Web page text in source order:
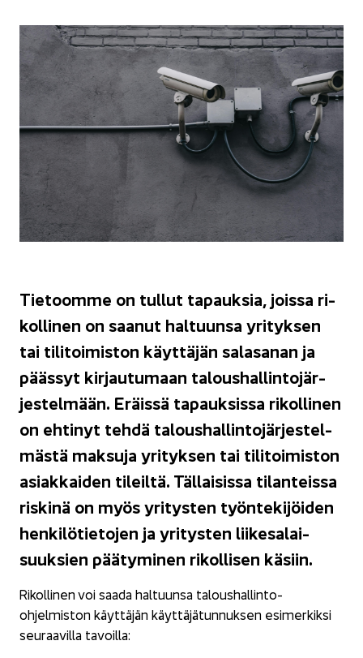
Tie­toom­me on tul­lut ta­pauk­sia, jois­sa ri­
kol­li­nen on saa­nut hal­tuun­sa yri­tyk­sen
tai ti­li­toi­mis­ton käyt­tä­jän sa­la­sa­nan ja
pääs­syt kir­jau­tu­maan ta­lous­hal­lin­to­jär­
jes­tel­mään. Eräis­sä ta­pauk­sis­sa ri­kol­li­nen
on eh­ti­nyt tehdä ta­lous­hal­lin­to­jär­jes­tel­
mäs­tä mak­su­ja yri­tyk­sen tai ti­li­toi­mis­ton
asiak­kai­den ti­leil­tä. Täl­lai­sis­sa ti­lan­teis­sa
ris­ki­nä on myös yri­tys­ten työn­te­ki­jöi­den
hen­ki­lö­tie­to­jen ja yri­tys­ten lii­ke­sa­lai­
suuk­sien pää­ty­mi­nen ri­kol­li­sen kä­siin.
Ri­kol­li­nen voi saada hal­tuun­sa taloushallinto-​
ohjelmiston käyt­tä­jän käyt­tä­jä­tun­nuk­sen esi­mer­kik­si
seu­raa­vil­la ta­voil­la: